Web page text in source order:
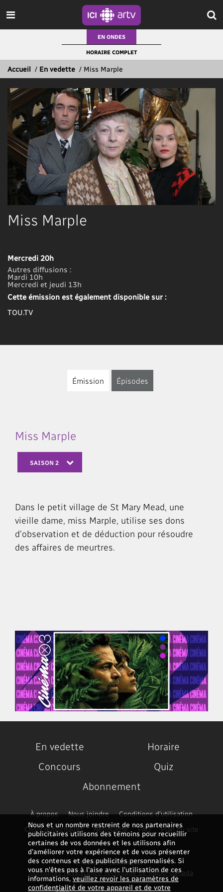
EN ONDES
HORAIRE COMPLET
Accueil / En vedette / Miss Marple
Miss Marple
Mercredi 20h
Autres diffusions :
Mardi 10h
Mercredi et jeudi 13h
Cette émission est également disponible sur :
TOU.TV
Émission Épisodes
Miss Marple
SAISON 2
Dans le petit village de St Mary Mead, une
vieille dame, miss Marple, utilise ses dons
d'observation et de déduction pour résoudre
des affaires de meurtres.
Nous et un nombre restreint de nos partenaires
publicitaires utilisons des témoins pour recueillir
certaines de vos données et les utilisons afin
d’améliorer votre expérience et de vous présenter
des contenus et des publicités personnalisés. Si
vous n'êtes pas à l'aise avec l'utilisation de ces
informations,veuillez revoir les paramètres de
confidentialité de votre appareil et de votre
En vedette
Horaire
Concours
Quiz
Abonnement
À propos Nous joindre
Conditions d'utilisation
Choix publicitaires
Nétiquette FAQ Plan du site
Problème technique ?
Consultez l'assistance technique de Radio-Canada